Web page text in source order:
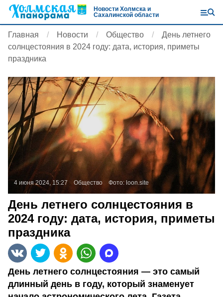
Новости Холмска и
Сахалинской области
Главная Новости Общество
День летнего
солнцестояния в 2024 году: дата, история, приметы
праздника
4 июня 2024, 15:27 Общество Фото: loon.site
День летнего солнцестояния в
2024 году: дата, история, приметы
праздника
День летнего солнцестояния — это самый
длинный день в году, который знаменует